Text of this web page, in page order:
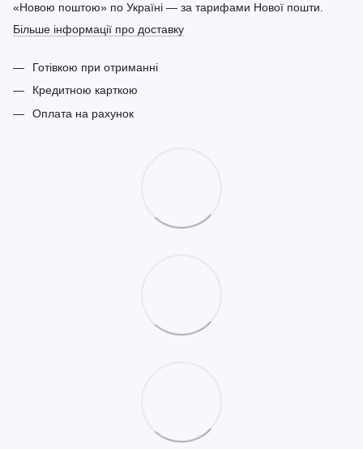
«Новою поштою» по Україні — за тарифами Нової пошти.
Більше інформації про доставку
Готівкою при отриманні
Кредитною карткою
Оплата на рахунок